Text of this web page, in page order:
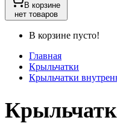
В корзине
нет товаров
В корзине пусто!
Главная
Крыльчатки
Крыльчатки